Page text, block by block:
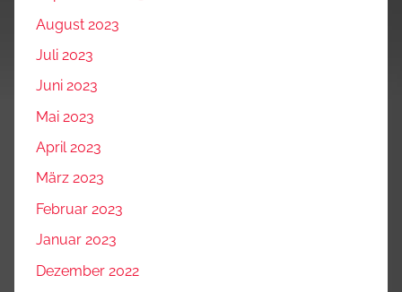
August 2023
Juli 2023
Juni 2023
Mai 2023
April 2023
März 2023
Februar 2023
Januar 2023
Dezember 2022